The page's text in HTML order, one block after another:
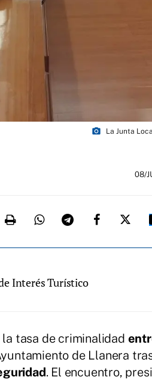
photo_camera La Junta
08/
Interés Turístico
la tasa de criminalidad
de Llanera
. El encuentro,